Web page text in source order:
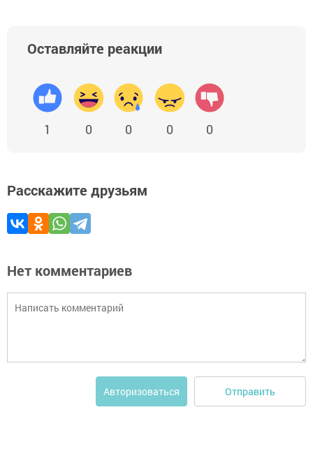
Оставляйте реакции
1 0 0 0 0
Расскажите друзьям
Нет комментариев
Авторизоваться Отправить